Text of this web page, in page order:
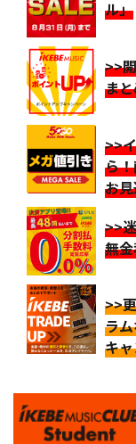
ル」
>>
ま
>>
ら
お
>>
無
>>
ラ
キ